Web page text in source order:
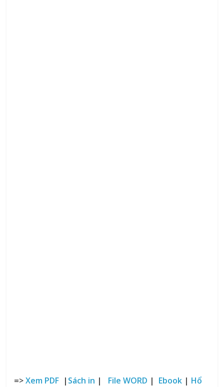
=>Xem PDF | Sách in | File WORD | Ebook | Hổ